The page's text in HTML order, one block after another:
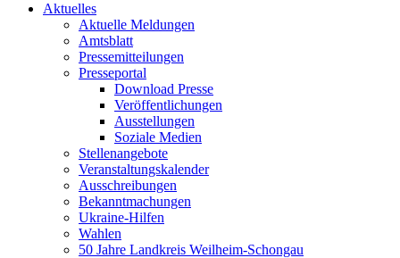
Aktuelles
Aktuelle Meldungen
Amtsblatt
Pressemitteilungen
Presseportal
Download Presse
Veröffentlichungen
Ausstellungen
Soziale Medien
Stellenangebote
Veranstaltungskalender
Ausschreibungen
Bekanntmachungen
Ukraine-Hilfen
Wahlen
50 Jahre Landkreis Weilheim-Schongau